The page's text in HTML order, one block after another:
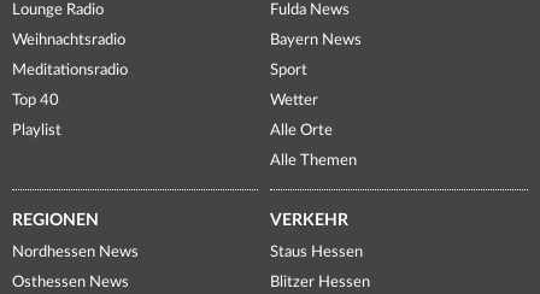
Lounge Radio
Weihnachtsradio
Meditationsradio
Top 40
Playlist
Fulda News
Bayern News
Sport
Wetter
Alle Orte
Alle Themen
REGIONEN
Nordhessen News
Osthessen News
VERKEHR
Staus Hessen
Blitzer Hessen